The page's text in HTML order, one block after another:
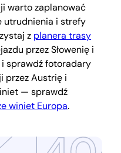
warto zaplanować
utrudnienia i strefy
z planera trasy
przez Słowenię i
sprawdź fotoradary
przez Austrię i
— sprawdź
winiet Europa.